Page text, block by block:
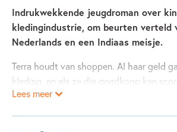
Indrukwekkende jeugdroman over
kledingindustrie, om beurten verteld
Nederlands en een Indiaas meisje.
Terra houdt van shoppen. Al haar geld
kleding, en als ze die goedkoop kan
top!
Lees meer